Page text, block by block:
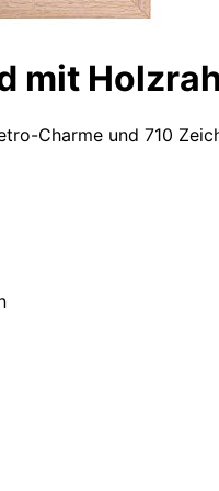
mit
Charme und 710